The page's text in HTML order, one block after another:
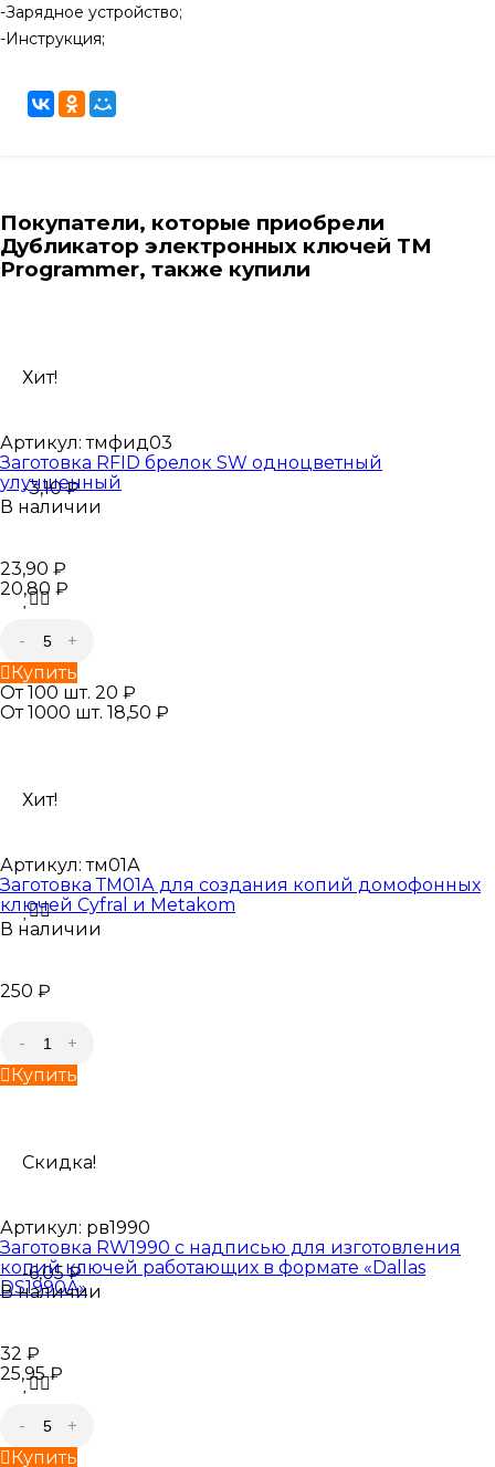
-Зарядное устройство;
-Инструкция;
Покупатели, которые приобрели
Дубликатор электронных ключей TM
Programmer, также купили
Хит!
-3,10₽
Артикул: тмфид03
Заготовка RFID брелок SW одноцветный
улучшенный
В наличии
23,90 ₽
20,80 ₽
-
+
Купить
От 100 шт. 20 ₽
От 1000 шт. 18,50 ₽
Хит!
Артикул: тм01А
Заготовка ТМ01А для создания копий домофонных
ключей Cyfral и Metakom
В наличии
250 ₽
-
+
Купить
Скидка!
-6,05₽
Артикул: рв1990
Заготовка RW1990 с надписью для изготовления
копий ключей работающих в формате «Dallas
DS1990A»
В наличии
32 ₽
25,95₽
-
+
Купить